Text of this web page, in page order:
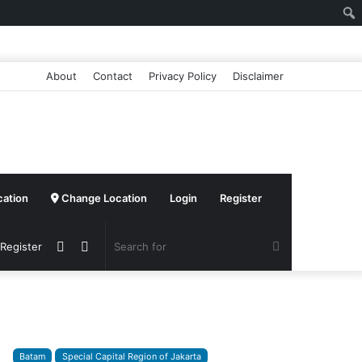
About Contact Privacy Policy Disclaimer
Change Location Login Register
Switch
Sidebar
Batam Special Capital Region of Jakarta